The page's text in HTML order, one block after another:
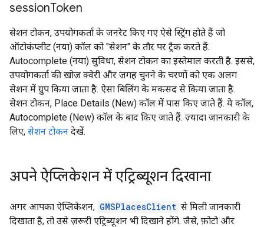
sessionToken
सेशन टोकन, उपयोगकर्ता के जनरेट किए गए ऐसे स्ट्रिंग होते हैं जो
ऑटोकंप्लीट (नया) कॉल को "सेशन" के तौर पर ट्रैक करते हैं.
Autocomplete (नया) सुविधा, सेशन टोकन का इस्तेमाल करती है. इससे,
उपयोगकर्ता की खोज क्वेरी और जगह चुनने के चरणों को एक अलग
सेशन में ग्रुप किया जाता है. ऐसा बिलिंग के मकसद से किया जाता है.
सेशन टोकन, Place Details (New) कॉल में पास किए जाते हैं. ये कॉल,
Autocomplete (New) कॉल के बाद किए जाते हैं. ज़्यादा जानकारी के
लिए, सेशन टोकन देखें.
अपने ऐप्लिकेशन में एट्रिब्यूशन दिखाना
अगर आपका ऐप्लिकेशन, GMSPlacesClient से मिली जानकारी
दिखाता है, तो उसे ज़रूरी एट्रिब्यूशन भी दिखाने होंगे. जैसे, फ़ोटो और